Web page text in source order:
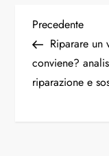
Precedente
Riparare un
conviene?
riparazione e